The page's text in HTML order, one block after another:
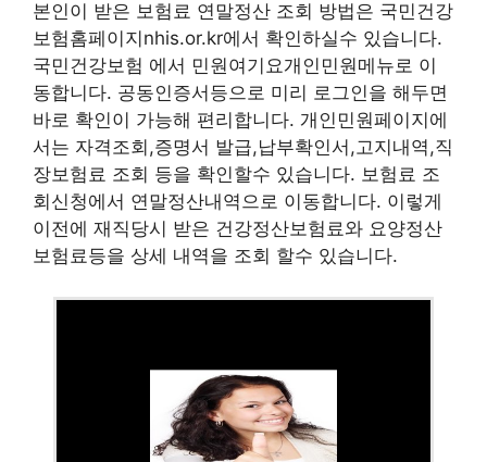
본인이 받은 보험료 연말정산 조회 방법은 국민건강
보험홈페이지nhis.or.kr에서 확인하실수 있습니다.
국민건강보험 에서 민원여기요개인민원메뉴로 이
동합니다. 공동인증서등으로 미리 로그인을 해두면
바로 확인이 가능해 편리합니다. 개인민원페이지에
서는 자격조회,증명서 발급,납부확인서,고지내역,직
장보험료 조회 등을 확인할수 있습니다. 보험료 조
회신청에서 연말정산내역으로 이동합니다. 이렇게
이전에 재직당시 받은 건강정산보험료와 요양정산
보험료등을 상세 내역을 조회 할수 있습니다.